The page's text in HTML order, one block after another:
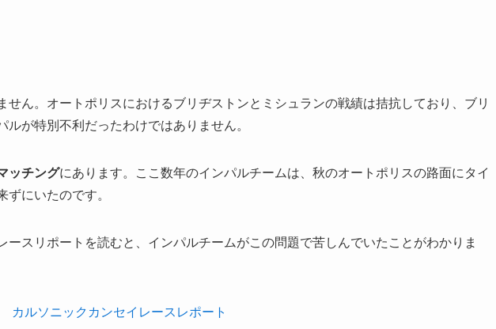
せん。オートポリスにおけるブリヂストンとミシュランの戦績は拮抗しており、ブリ
ルが特別不利だったわけではありません。
ッチングにあります。ここ数年のインパルチームは、秋のオートポリスの路面にタイ
ずにいたのです。
ースリポートを読むと、インパルチームがこの問題で苦しんでいたことがわかりま
ルソニックカンセイレースレポート